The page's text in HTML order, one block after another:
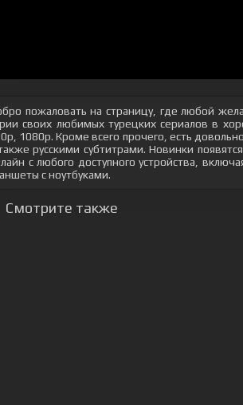
пожаловать на страницу, где любой
своих любимых турецких сериалов в
1080p. Кроме всего прочего, есть
русскими субтитрами. Новинки
с любого доступного устройства,
с ноутбуками.
Смотрите также